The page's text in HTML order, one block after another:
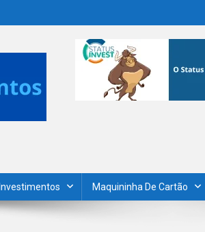
Investimentos Maquininha De Cartão